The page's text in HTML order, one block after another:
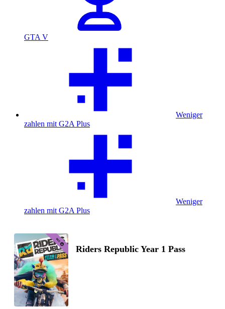
GTA V
Weniger
zahlen mit G2A Plus
Weniger
zahlen mit G2A Plus
Riders Republic Year 1 Pass